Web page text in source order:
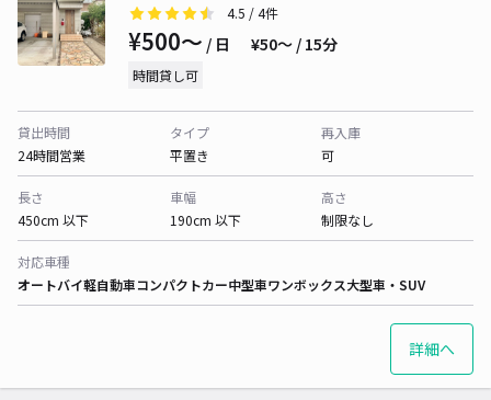
4.5 / 4件
¥500〜 / 日 ¥50〜 / 15分
時間貸し可
貸出時間
24時間営業
タイプ
平置き
再入庫
可
長さ
450cm 以下
車幅
190cm 以下
高さ
制限なし
対応車種
オートバイ軽自動車コンパクトカー中型車ワンボックス大型車・SUV
詳細へ